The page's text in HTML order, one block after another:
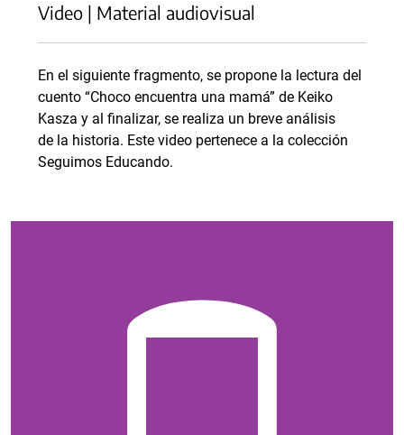
Video | Material audiovisual
En el siguiente fragmento, se propone la lectura del
cuento “Choco encuentra una mamá” de Keiko
Kasza y al finalizar, se realiza un breve análisis
de la historia. Este video pertenece a la colección
Seguimos Educando.